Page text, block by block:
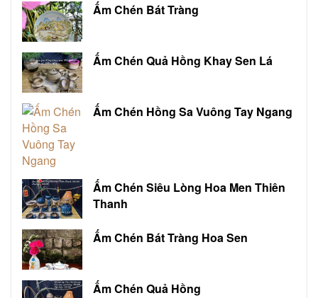
Ấm Chén Bát Tràng
Ấm Chén Quả Hồng Khay Sen Lá
Ấm Chén Hồng Sa Vuông Tay Ngang
Ấm Chén Siêu Lòng Hoa Men Thiên
Thanh
Ấm Chén Bát Tràng Hoa Sen
Ấm Chén Quả Hồng